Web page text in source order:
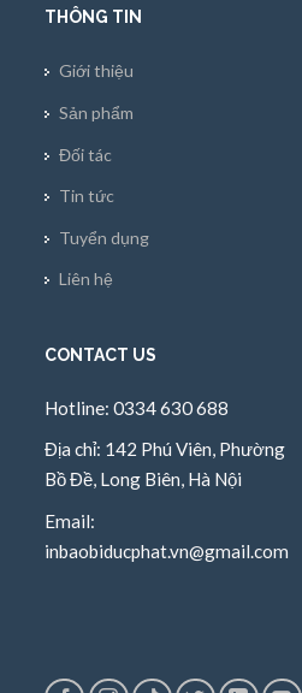
THÔNG TIN
Giới thiệu
Sản phẩm
Đối tác
Tin tức
Tuyển dụng
Liên hệ
CONTACT US
Hotline: 0334 630 688
Địa chỉ: 142 Phú Viên, Phường
Bồ Đề, Long Biên, Hà Nội
Email:
inbaobiducphat.vn@gmail.com